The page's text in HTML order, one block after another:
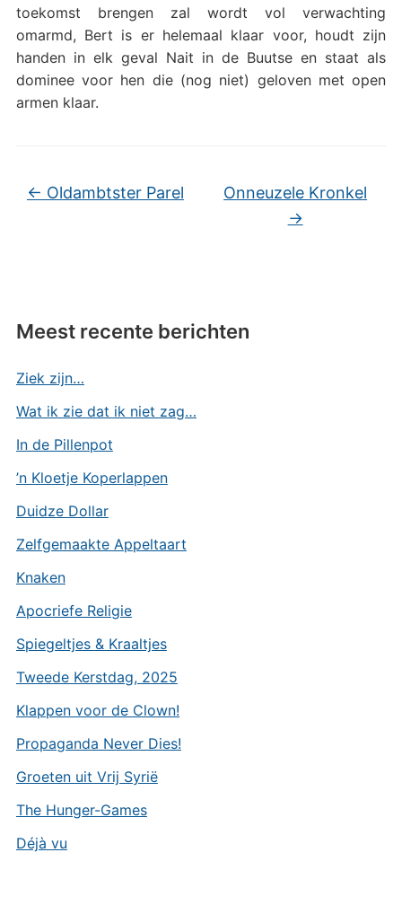
toekomst brengen zal wordt vol verwachting
omarmd, Bert is er helemaal klaar voor, houdt zijn
handen in elk geval Nait in de Buutse en staat als
dominee voor hen die (nog niet) geloven met open
armen klaar.
← Oldambtster Parel
Onneuzele Kronkel
→
Meest recente berichten
Ziek zijn…
Wat ik zie dat ik niet zag…
In de Pillenpot
’n Kloetje Koperlappen
Duidze Dollar
Zelfgemaakte Appeltaart
Knaken
Apocriefe Religie
Spiegeltjes & Kraaltjes
Tweede Kerstdag, 2025
Klappen voor de Clown!
Propaganda Never Dies!
Groeten uit Vrij Syrië
The Hunger-Games
Déjà vu